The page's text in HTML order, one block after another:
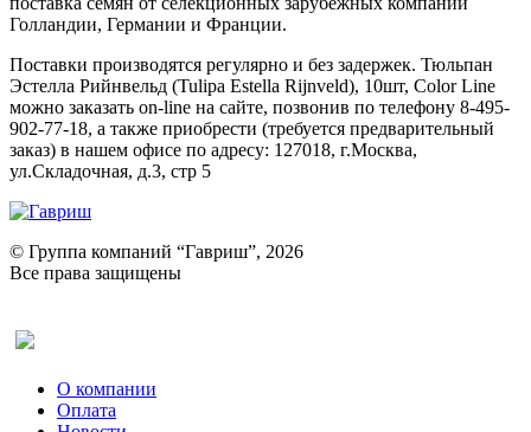
Голландии, Германии и Франции.
Поставки производятся регулярно и без задержек. Тюльпан
Эстелла Рийнвельд (Tulipa Estella Rijnveld), 10шт, Color Line
можно заказать on-line на сайте, позвонив по телефону 8-495-
902-77-18, а также приобрести (требуется предварительный
заказ) в нашем офисе по адресу: 127018, г.Москва,
ул.Складочная, д.3, стр 5
© Группа компаний “Гавриш”, 2026
Все права защищены
О компании
Оплата